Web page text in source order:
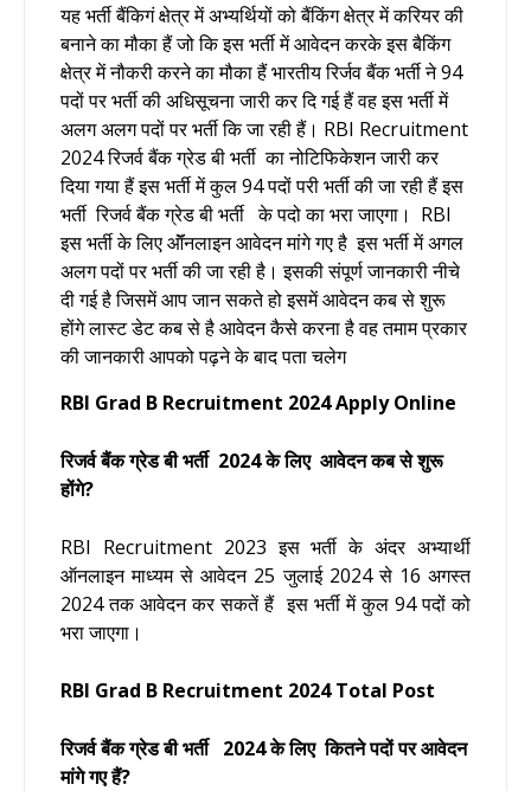
यह भर्ती बैंकिगं क्षेत्र में अभ्यर्थियों को बैंकिंग क्षेत्र में करियर की
बनाने का मौका हैं जो कि इस भर्ती में आवेदन करके इस बैकिंग
क्षेत्र में नौकरी करने का मौका हैंभारतीय रिर्जव बैंक भर्ती ने 94
पदों पर भर्ती की अधिसूचना जारी कर दि गई हैं वह इस भर्ती में
अलग अलग पदों पर भर्ती कि जा रही हैं। RBI Recruitment
2024रिजर्व बैंक ग्रेड बी भर्ती का नोटिफिकेशन जारी कर
दिया गया हैं इस भर्ती में कुल 94 पदों परी भर्ती की जा रही हैं इस
भर्ती रिजर्व बैंक ग्रेड बी भर्ती के पदो का भरा जाएगा। RBI
इस भर्ती के लिए ऑॅनलाइन आवेदन मांगे गए है इस भर्ती में अगल
अलग पदों पर भर्ती की जा रही है । इसकी संपूर्ण जानकारी नीचे
दी गई है जिसमें आप जान सकते हो इसमें आवेदन कब से शुरू
होंगे लास्ट डेट कब से है आवेदन कैसे करना है वह तमाम प्रकार
की जानकारी आपको पढ़ने के बाद पता चलेग
RBI Grad B Recruitment 2024Apply Online
रिजर्व बैंक ग्रेड बी भर्ती 2024 के लिए आवेदन कब से शुरू
होंगे?
RBI Recruitment 2023 इस भर्ती के अंदर अभ्यार्थी
ऑनलाइन माध्यम सेआवेदन 25 जुलाई 2024 से 16 अगस्त
2024 तक आवेदन कर सकतें हैं इस भर्ती में कुल 94 पदों को
भरा जाएगा।
RBI Grad B Recruitment 2024 Total Post
रिजर्व बैंक ग्रेड बी भर्ती 2024के लिए कितने पदों पर आवेदन
मांगे गए हैं?